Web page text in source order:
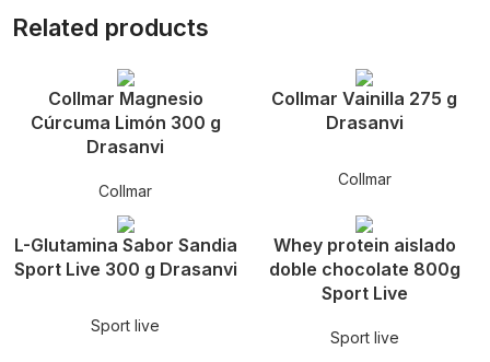
Related products
Collmar Magnesio
Cúrcuma Limón 300 g
Drasanvi
Collmar
Collmar Vainilla 275 g
Drasanvi
Collmar
L-Glutamina Sabor Sandia
Sport Live 300 g Drasanvi
Sport live
Whey protein aislado
doble chocolate 800g
Sport Live
Sport live